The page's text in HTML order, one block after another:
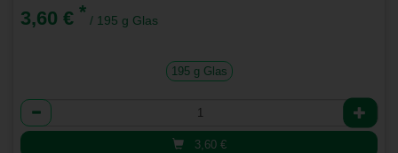
3,60 € * / 195 g Glas
195 g Glas
Anzahl
3,60 €